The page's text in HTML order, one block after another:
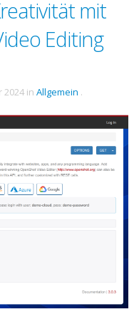
mit
Editing
2024 in Allgemein .